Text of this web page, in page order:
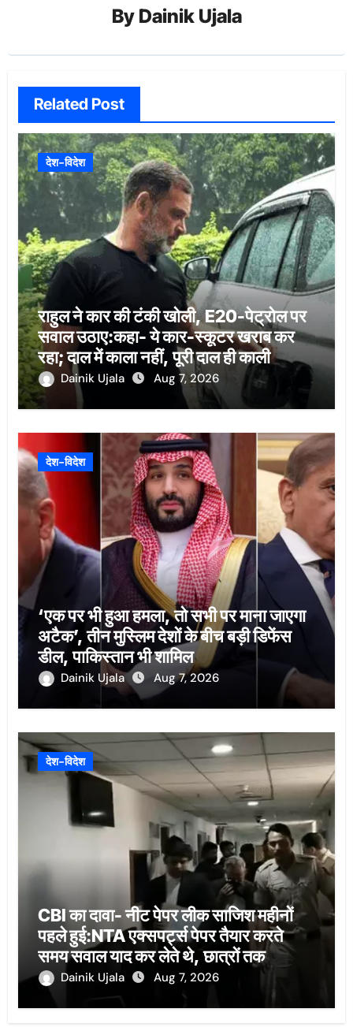
By Dainik Ujala
Related Post
देश-विदेश
राहुल ने कार की टंकी खोली, E20-पेट्रोल पर
सवाल उठाए:कहा- ये कार-स्कूटर खराब कर
रहा; दाल में काला नहीं, पूरी दाल ही काली
Dainik Ujala Aug 7, 2026
देश-विदेश
‘एक पर भी हुआ हमला, तो सभी पर माना जाएगा
अटैक’, तीन मुस्लिम देशों के बीच बड़ी डिफेंस
डील, पाकिस्तान भी शामिल
Dainik Ujala Aug 7, 2026
देश-विदेश
CBI का दावा- नीट पेपर लीक साजिश महीनों
पहले हुई:NTA एक्सपर्ट्स पेपर तैयार करते
समय सवाल याद कर लेते थे, छात्रों तक
वॉट्सएप-टेलीग्राम से पहुंचा
Dainik Ujala Aug 7, 2026